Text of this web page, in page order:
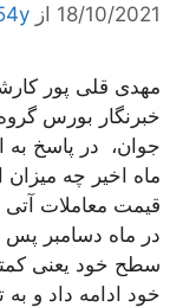
18/10/2021 از
مهدی قلی پور
خبرنگار بورس
جوان، در پاسخ
ماه اخیر چه
قیمت معاملات
خود ادامه داد و